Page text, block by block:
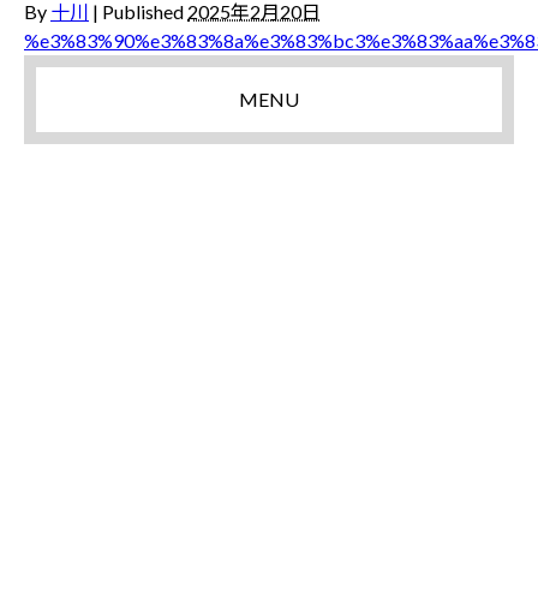
By 十川 | Published 2025年2月20日
MENU